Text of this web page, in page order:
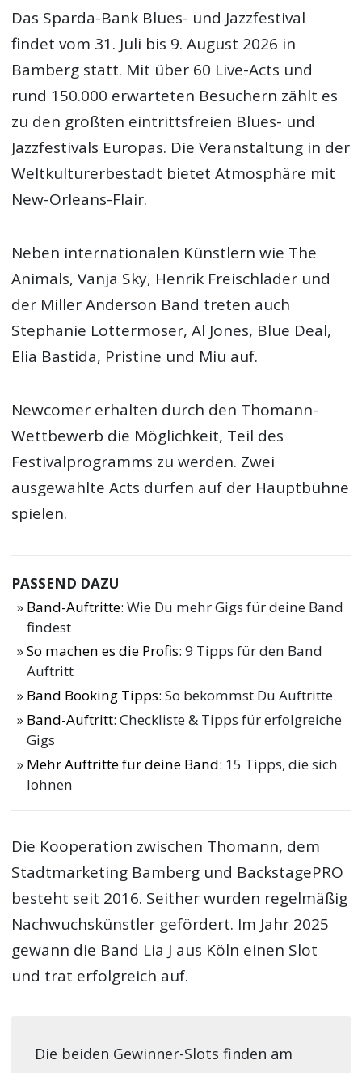
Das Sparda-Bank Blues- und Jazzfestival
findet vom 31. Juli bis 9. August 2026 in
Bamberg statt. Mit über 60 Live-Acts und
rund 150.000 erwarteten Besuchern zählt es
zu den größten eintrittsfreien Blues- und
Jazzfestivals Europas. Die Veranstaltung in der
Weltkulturerbestadt bietet Atmosphäre mit
New-Orleans-Flair.
Neben internationalen Künstlern wie The
Animals, Vanja Sky, Henrik Freischlader und
der Miller Anderson Band treten auch
Stephanie Lottermoser, Al Jones, Blue Deal,
Elia Bastida, Pristine und Miu auf.
Newcomer erhalten durch den Thomann-
Wettbewerb die Möglichkeit, Teil des
Festivalprogramms zu werden. Zwei
ausgewählte Acts dürfen auf der Hauptbühne
spielen.
PASSEND DAZU
Band-Auftritte: Wie Du mehr Gigs für deine Band
findest
So machen es die Profis: 9 Tipps für den Band
Auftritt
Band Booking Tipps: So bekommst Du Auftritte
Band-Auftritt: Checkliste & Tipps für erfolgreiche
Gigs
Mehr Auftritte für deine Band: 15 Tipps, die sich
lohnen
Die Kooperation zwischen Thomann, dem
Stadtmarketing Bamberg und BackstagePRO
besteht seit 2016. Seither wurden regelmäßig
Nachwuchskünstler gefördert. Im Jahr 2025
gewann die Band Lia J aus Köln einen Slot
und trat erfolgreich auf.
Die beiden Gewinner-Slots finden am